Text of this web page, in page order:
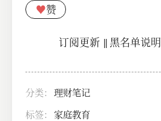
♥赞
订阅更新||黑名单说明
分类： 理财笔记
标签： 家庭教育